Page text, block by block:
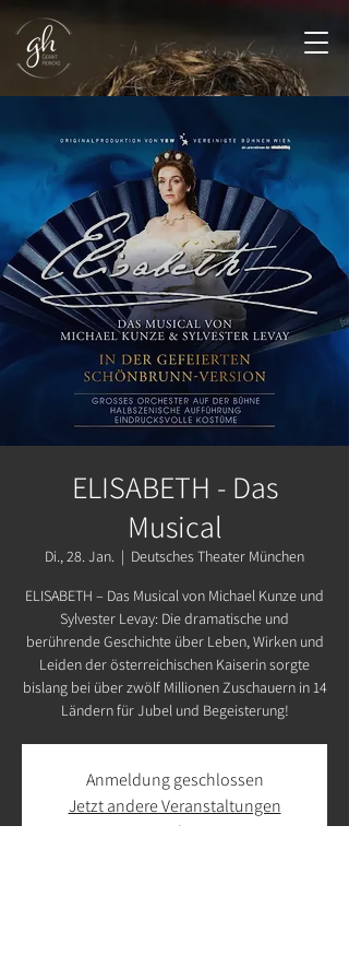
ELISABETH - Das
Musical
Di., 28. Jan.
  |
Deutsches Theater München
ELISABETH – Das Musical von Michael Kunze und
Sylvester Levay: Die dramatische und
berührende Geschichte über Leben, Wirken und
Leiden der österreichischen Kaiserin sorgte
bislang bei über zwölf Millionen Zuschauern in 14
Ländern für Jubel und Begeisterung!
Anmeldung geschlossen
Jetzt andere Veranstaltungen
ansehen